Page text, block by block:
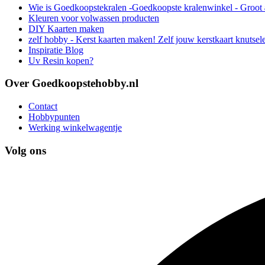
Wie is Goedkoopstekralen -Goedkoopste kralenwinkel - Groot
Kleuren voor volwassen producten
DIY Kaarten maken
zelf hobby - Kerst kaarten maken! Zelf jouw kerstkaart
Inspiratie Blog
Uv Resin kopen?
Over Goedkoopstehobby.nl
Contact
Hobbypunten
Werking winkelwagentje
Volg ons